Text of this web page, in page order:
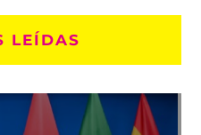
LEÍDAS